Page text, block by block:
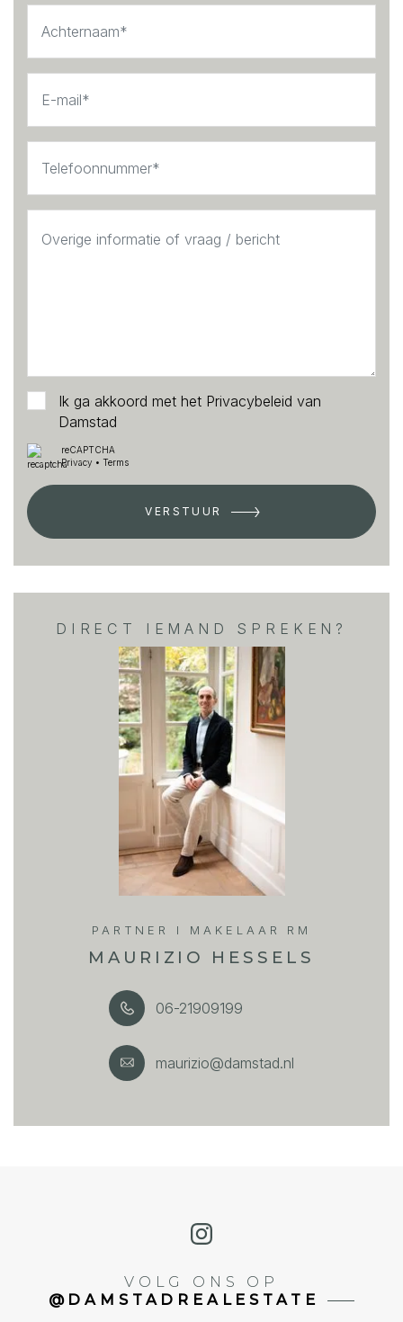
Ik ga akkoord met het Privacybeleid van
Damstad
reCAPTCHA
Privacy • Terms
VERSTUUR
DIRECT IEMAND SPREKEN?
PARTNER I MAKELAAR RM
MAURIZIO HESSELS
06-21909199
maurizio@damstad.nl
VOLG ONS OP
@DAMSTADREALESTATE